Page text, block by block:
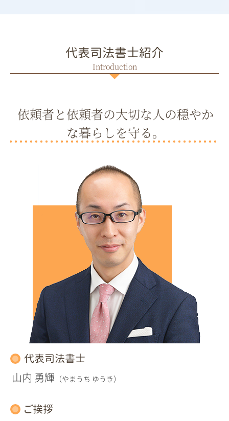
代表司法書士紹介
依頼者と依頼者の大切な人の穏やか
な暮らしを守る。
代表司法書士
山内 勇輝 （やまうち ゆうき）
ご挨拶